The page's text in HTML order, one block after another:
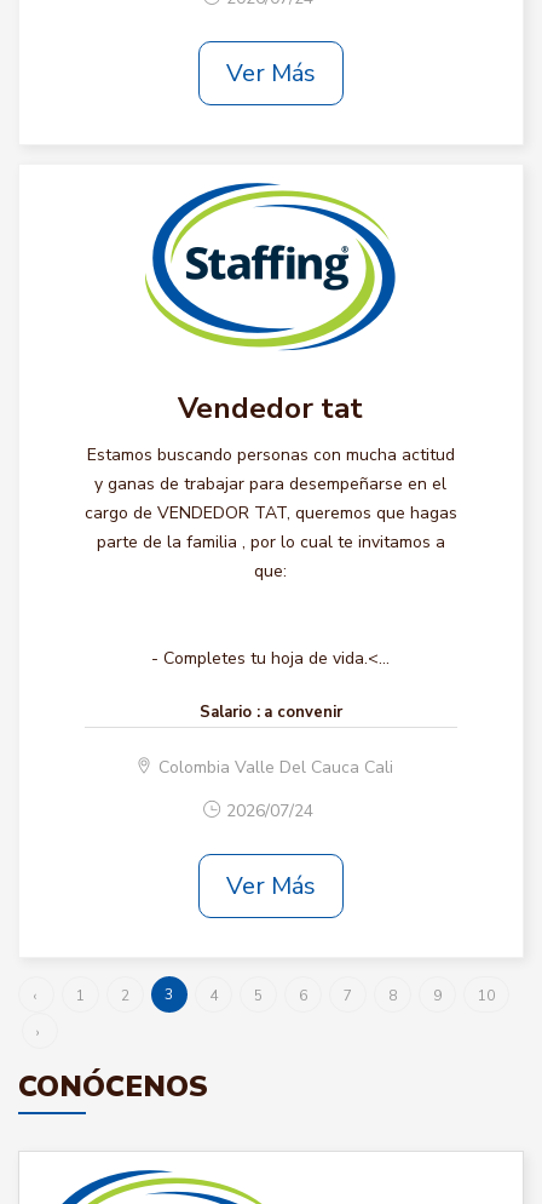
Ver Más
Vendedor tat
Estamos buscando personas con mucha actitud
y ganas de trabajar para desempeñarse en el
cargo de VENDEDOR TAT, queremos que hagas
parte de la familia , por lo cual te invitamos a
que:
- Completes tu hoja de vida.<...
Salario : a convenir
Colombia Valle Del Cauca Cali
2026/07/24
Ver Más
‹ 1 2 3 4 5 6 7 8 9
10
›
CONÓCENOS